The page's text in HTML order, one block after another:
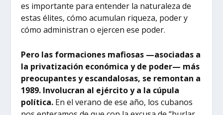
es importante para entender la naturaleza de
estas élites, cómo acumulan riqueza, poder y
cómo administran o ejercen ese poder.
Pero las formaciones mafiosas —asociadas a
la privatización económica y de poder— más
preocupantes y escandalosas, se remontan a
1989. Involucran al ejército y a la cúpula
política. En el verano de ese año, los cubanos